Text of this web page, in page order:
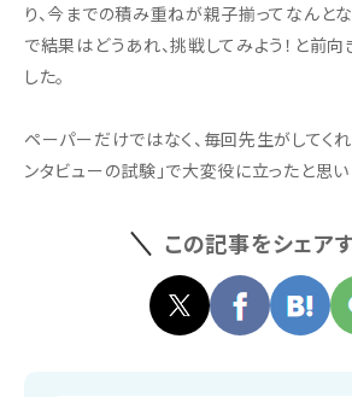
り、今までの積み重ねが親子揃ってなんと
で結果はどうあれ、挑戦してみよう！と前
した。
ペーパーだけではなく、毎回先生がしてくれ
ンタビューの試験」で大変役に立ったと思い
この記事をシェア